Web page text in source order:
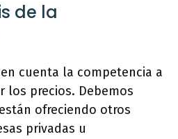
de la
cuenta la competencia a
los precios. Debemos
ofreciendo otros
privadas u